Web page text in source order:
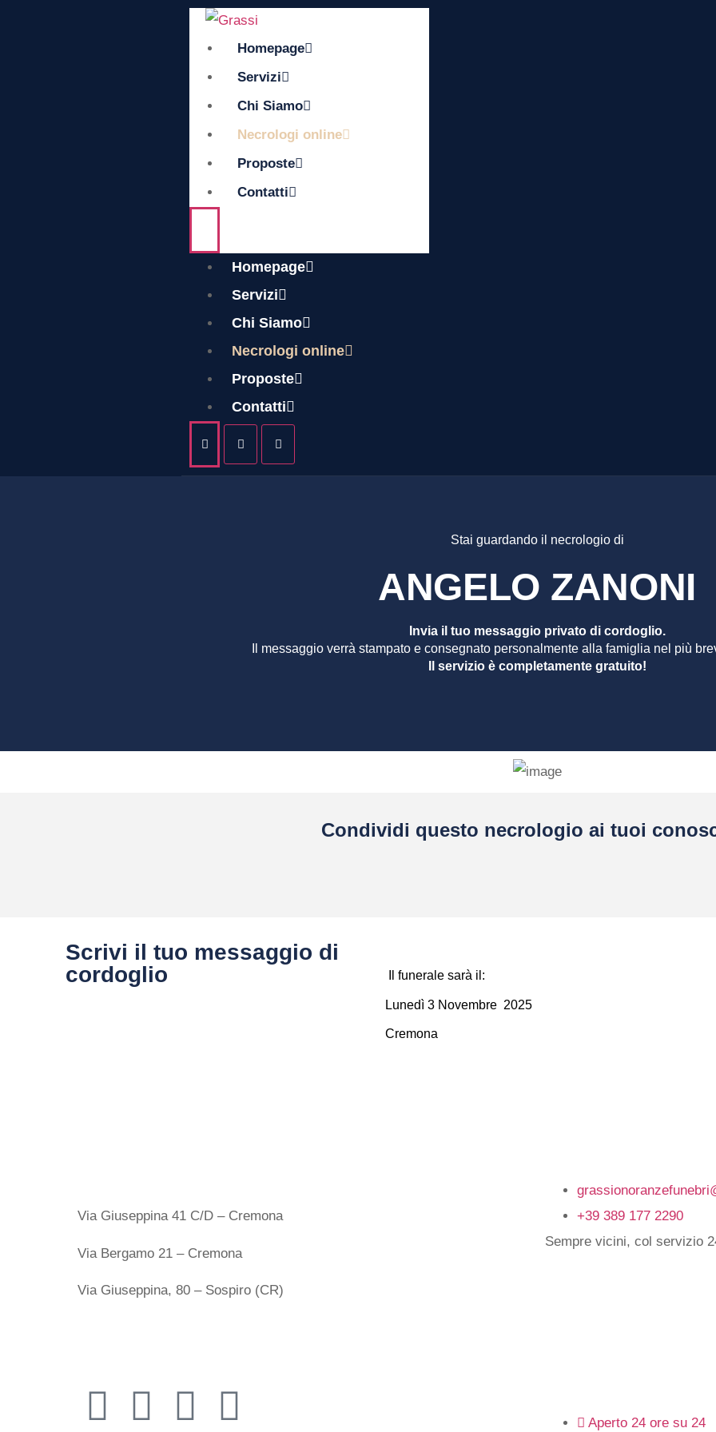
Homepage
Servizi
Chi Siamo
Necrologi online
Proposte
Contatti
Homepage
Servizi
Chi Siamo
Necrologi online
Proposte
Contatti
ANGELO
Stai guardando il necrologio di
ANGELO ZANONI
Invia il tuo messaggio privato di cordoglio.
Il messaggio verrà stampato e consegnato personalmente alla famiglia nel più
Il servizio è completamente gratuito!
Condividi questo necrologio ai tuoi
Scrivi il tuo messaggio di
cordoglio
Il funerale sarà il:
Lunedì 3 Novembre 2025
Cremona
Via Giuseppina 41 C/D – Cremona
Via Bergamo 21 – Cremona
Via Giuseppina, 80 – Sospiro (CR)
+39 389 177 2290
Sempre vicini, col servizio
Aperto 24 ore su 24